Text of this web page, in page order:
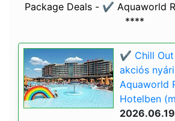
Package Deals - ✔️ Aquaworld
****
✔️ Chill Out
akciós
Aquaworld
Hotelben